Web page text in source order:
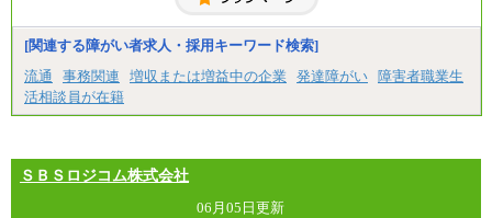
[関連する障がい者求人・採用キーワード検索]
流通
事務関連 増収または増益中の企業 発達障がい 障害者職業生
活相談員が在籍
ＳＢＳロジコム株式会社
06月05日更新